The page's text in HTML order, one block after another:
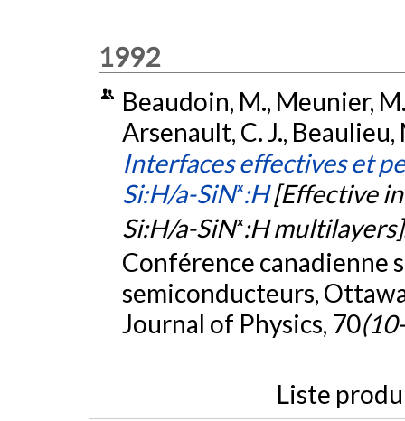
1992
Beaudoin, M., Meunier,
Arsenault, C. J.,
Interfaces effectives et
Si:H/a-SiNₓ:H[Effective
Si:H/a-SiNₓ:H
Conférence canadienne
semiconducteurs,
Journal of Physics, 70
Liste